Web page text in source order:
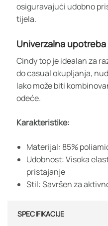
osiguravajući udobno
tijela.
Univerzalna
Cindy top je idealan za
do casual okupljanja,
lako može biti
odeće.
Karakteristike:
Materijal: 85%
Udobnost: Visoka
pristajanje
Stil: Savršen za
SPECIFIKACIJE